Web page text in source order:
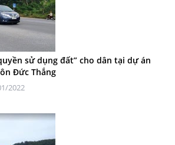
sử dụng đất” cho dân tại dự án
Đức Thắng
2022